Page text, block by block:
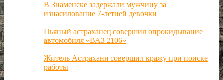
В Знаменске задержали мужчину за
изнасилование 7-летней девочки
Пьяный астраханец совершил опрокидывание
автомобиля «ВАЗ 2106»
Житель Астрахани совершил кражу при поиске
работы